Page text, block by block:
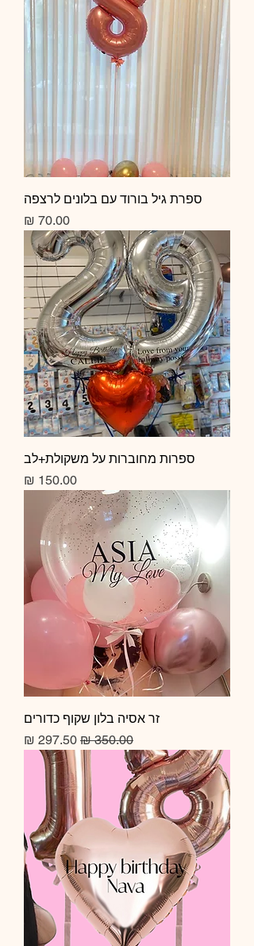
ספרת גיל בורוד עם בלונים לרצפה
מחיר
ספרות מחוברות על משקולת+לב
מחיר
זר אסיה בלון שקוף כדורים
מחיר רגיל מחיר מבצע